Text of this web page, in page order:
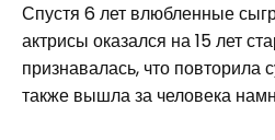
Спустя 6 лет влюбленные
актрисы оказался на 15 лет
признавалась, что повторила
также вышла за человека